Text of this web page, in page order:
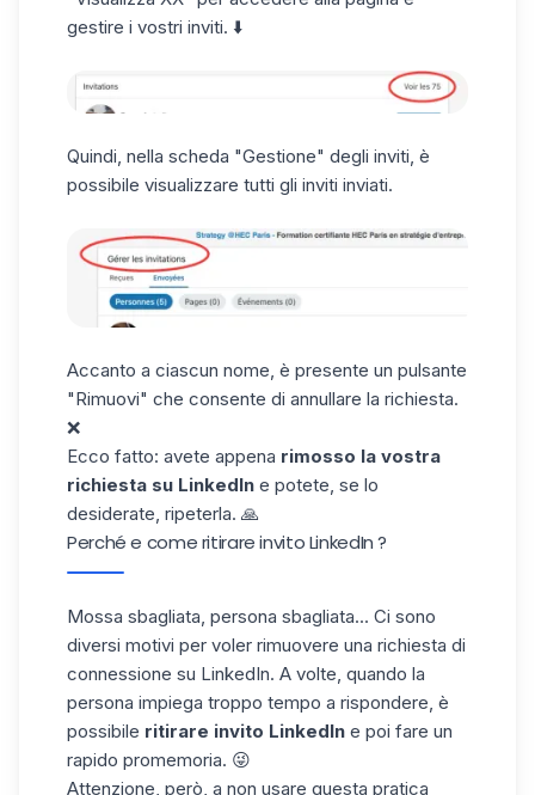
gestire i vostri inviti. ⬇️
Quindi, nella scheda "Gestione" degli inviti, è
possibile visualizzare tutti gli inviti inviati.
Accanto a ciascun nome, è presente un pulsante
"Rimuovi" che consente di annullare la richiesta.
❌
Ecco fatto: avete appena rimosso la vostra
richiesta su LinkedIn e potete, se lo
desiderate, ripeterla. 🙏
Perché e come ritirare invito LinkedIn ?
Mossa sbagliata, persona sbagliata... Ci sono
diversi motivi per voler rimuovere una richiesta di
connessione su LinkedIn. A volte, quando la
persona impiega troppo tempo a rispondere, è
possibile ritirare invito LinkedIn e poi fare un
rapido promemoria. 😜
Attenzione, però, a non usare questa pratica